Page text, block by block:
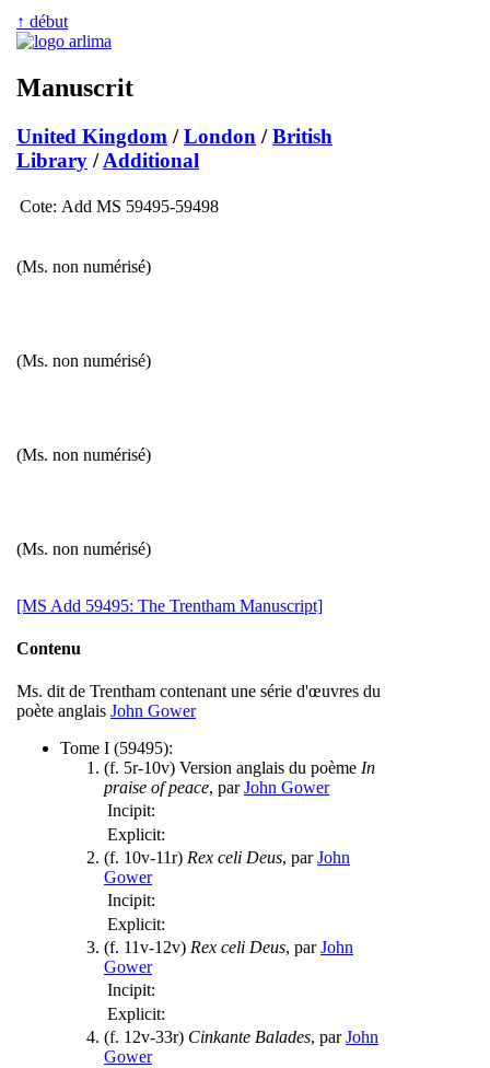
↑ début
Manuscrit
United Kingdom /London /British
Library /Additional
Cote: Add MS 59495-59498
(Ms. non numérisé)
(Ms. non numérisé)
(Ms. non numérisé)
(Ms. non numérisé)
[MS Add 59495: The Trentham Manuscript]
Contenu
Ms. dit de Trentham contenant une série d'œuvres du
poète anglais John Gower
Tome I (59495):
(f. 5r-10v) Version anglais du poème In
praise of peace, parJohn Gower
Incipit:
Explicit:
(f. 10v-11r) Rex celi Deus, parJohn
Gower
Incipit:
Explicit:
(f. 11v-12v) Rex celi Deus, parJohn
Gower
Incipit:
Explicit:
(f. 12v-33r) Cinkante Balades, parJohn
Gower